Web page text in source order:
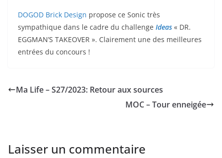
DOGOD Brick Design propose ce Sonic très
sympathique dans le cadre du challenge Ideas « DR.
EGGMAN’S TAKEOVER ». Clairement une des meilleures
entrées du concours !
Ma Life – S27/2023: Retour aux sources
MOC – Tour enneigée
Laisser un commentaire